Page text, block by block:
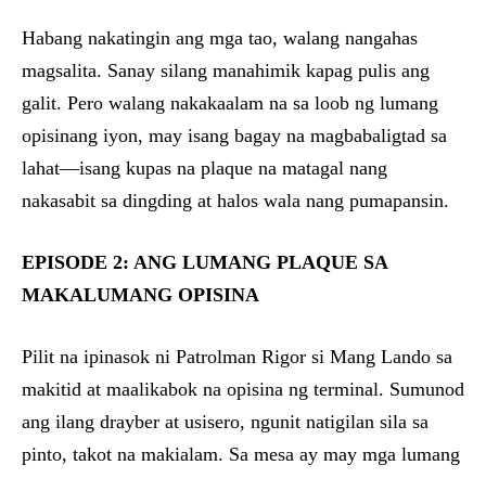
Habang nakatingin ang mga tao, walang nangahas
magsalita. Sanay silang manahimik kapag pulis ang
galit. Pero walang nakakaalam na sa loob ng lumang
opisinang iyon, may isang bagay na magbabaligtad sa
lahat—isang kupas na plaque na matagal nang
nakasabit sa dingding at halos wala nang pumapansin.
EPISODE 2: ANG LUMANG PLAQUE SA
MAKALUMANG OPISINA
Pilit na ipinasok ni Patrolman Rigor si Mang Lando sa
makitid at maalikabok na opisina ng terminal. Sumunod
ang ilang drayber at usisero, ngunit natigilan sila sa
pinto, takot na makialam. Sa mesa ay may mga lumang